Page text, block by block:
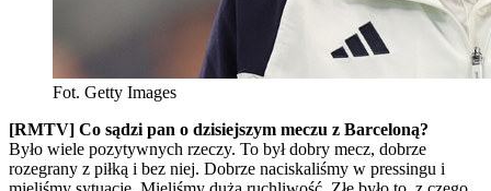
Fot. Getty Images
[RMTV] Co sądzi pan o dzisiejszym meczu z Barceloną?
Było wiele pozytywnych rzeczy. To był dobry mecz, dobrze
rozegrany z piłką i bez niej. Dobrze naciskaliśmy w pressingu i